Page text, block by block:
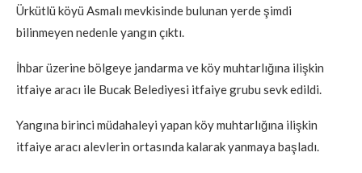
Ürkütlü köyü Asmalı mevkisinde bulunan yerde şimdi
bilinmeyen nedenle yangın çıktı.
İhbar üzerine bölgeye jandarma ve köy muhtarlığına ilişkin
itfaiye aracı ile Bucak Belediyesi itfaiye grubu sevk edildi.
Yangına birinci müdahaleyi yapan köy muhtarlığına ilişkin
itfaiye aracı alevlerin ortasında kalarak yanmaya başladı.